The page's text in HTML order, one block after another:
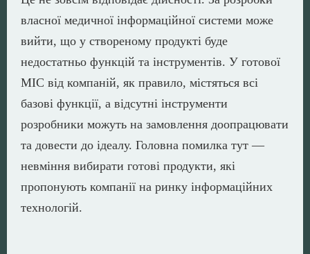
власної медичної інформаційної системи може
вийти, що у створеному продукті буде
недостатньо функцій та інструментів. У готової
МІС від компаній, як правило, містяться всі
базові функції, а відсутні інструменти
розробники можуть на замовлення доопрацювати
та довести до ідеалу. Головна помилка тут —
невміння вибирати готові продукти, які
пропонують компанії на ринку інформаційних
технологій.